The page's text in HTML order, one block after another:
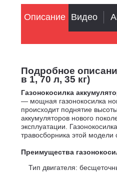
Подробное
в 1, 70 л, 35 кг)
Газонокосилка
— мощная газонокосилка
происходит поднятие
аккумуляторов нового
эксплуатации.
травосборника этой модели
Преимущества
Тип двигателя:
Описание Видео